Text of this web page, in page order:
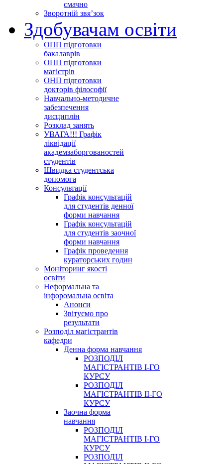
смачно
Зворотній звя’зок
Здобувачам освіти
ОПП підготовки
бакалаврів
ОПП підготовки
магістрів
ОНП підготовки
докторів філософії
Навчально-методичне
забезпечення
дисциплін
Розклад занять
УВАГА!!! Графік
ліквідації
академзаборгованостей
студентів
Швидка студентська
допомога
Консультації
Графік консультацій
для студентів денної
форми навчання
Графік консультацій
для студентів заочної
форми навчання
Графік проведення
кураторських годин
Моніторинг якості
освіти
Неформальна та
інфоромальна освіта
Анонси
Звітуємо про
результати
Розподіл магістрантів
кафедри
Денна форма навчання
РОЗПОДІЛ
МАГІСТРАНТІВ І-ГО
КУРСУ
РОЗПОДІЛ
МАГІСТРАНТІВ ІІ-ГО
КУРСУ
Заочна форма
навчання
РОЗПОДІЛ
МАГІСТРАНТІВ І-ГО
КУРСУ
РОЗПОДІЛ